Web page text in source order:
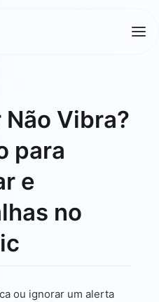
Vibra?
para
e
no
ou ignorar um alerta